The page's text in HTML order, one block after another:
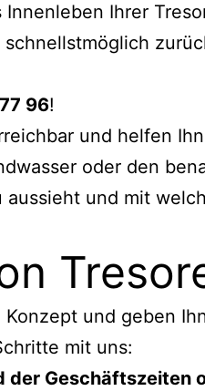
Ihrer
96!
und helfen
oder den
und mit
und geben
mit uns:
der Geschäftszeiten